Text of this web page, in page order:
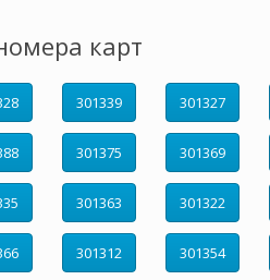
карт
301339 301327
301375 301369
301363 301322
301312 301354